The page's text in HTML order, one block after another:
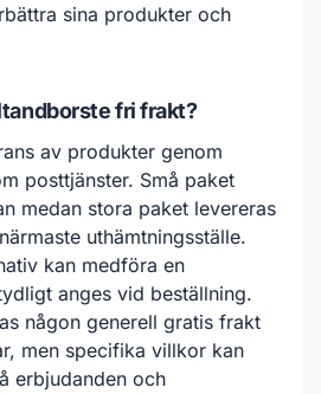
sina produkter och
fri frakt?
av produkter genom
posttjänster. Små paket
medan stora paket levereras
uthämtningsställe.
kan medföra en
anges vid beställning.
någon generell gratis frakt
men specifika villkor kan
erbjudanden och